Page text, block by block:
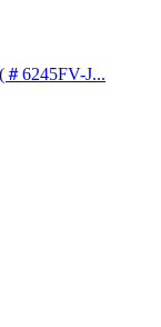
6245FV-J...